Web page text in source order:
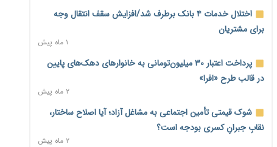
آغاز اجرای پایلوت «ردا کارت» برای دانشجویان تحصیلات تکمیلی
محدودیت تازه برای شبکه بانکی؛ افزایش سپرده قانونی با هدف
کنترل تورم
ترمز تولید خودرو کشیده شد؛ افت ۲۵ درصدی تیراژ ایران‌خودرو،
سایپا و پارس‌خودرو
اختلال خدمات ۴ بانک برطرف شد/افزایش سقف انتقال وجه
برای مشتریان
۱ ماه پیش
پرداخت اعتبار ۳۰ میلیون‌تومانی به خانوارهای دهک‌های پایین
در قالب طرح «افرا»
۲ ماه پیش
شوک قیمتی تأمین اجتماعی به مشاغل آزاد؛ آیا اصلاح ساختار،
نقابِ جبرانِ کسری بودجه است؟
۲ ماه پیش